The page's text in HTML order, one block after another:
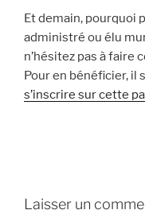
Et demain, pourquoi
administré ou élu
n’hésitez pas à faire
Pour en bénéficier, il
s’inscrire sur cette
Laisser un